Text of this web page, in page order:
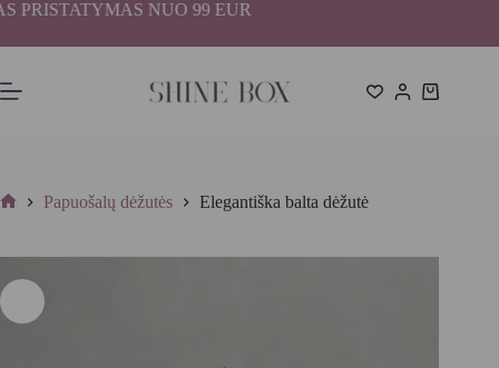
Skip
content
NUO 99 EUR
Shopping
Papuošalų dėžutės Elegantiška balta dėžutė